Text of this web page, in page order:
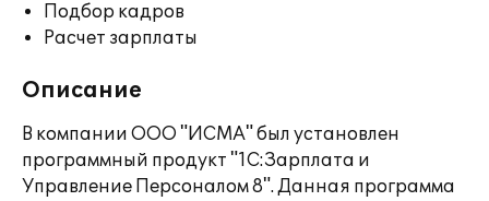
Подбор кадров
Расчет зарплаты
Описание
В компании ООО "ИСМА" был установлен
программный продукт "1С:Зарплата и
Управление Персоналом 8". Данная программа